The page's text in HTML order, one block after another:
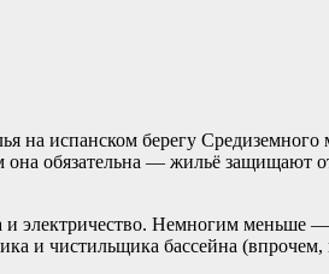
на испанском берегу
она обязательна — жильё защищают
и электричество. Немногим меньше
и чистильщика бассейна